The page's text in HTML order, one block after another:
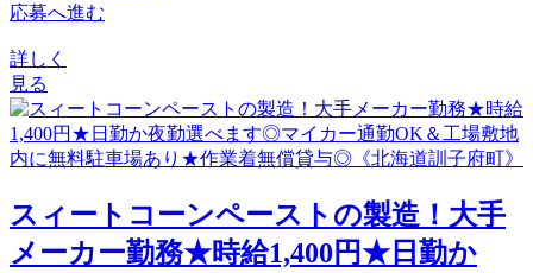
応募へ進む
詳しく
見る
スィートコーンペーストの製造！大手
メーカー勤務★時給1,400円★日勤か